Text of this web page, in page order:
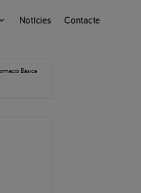
Notícies
Contacte
Bàsica